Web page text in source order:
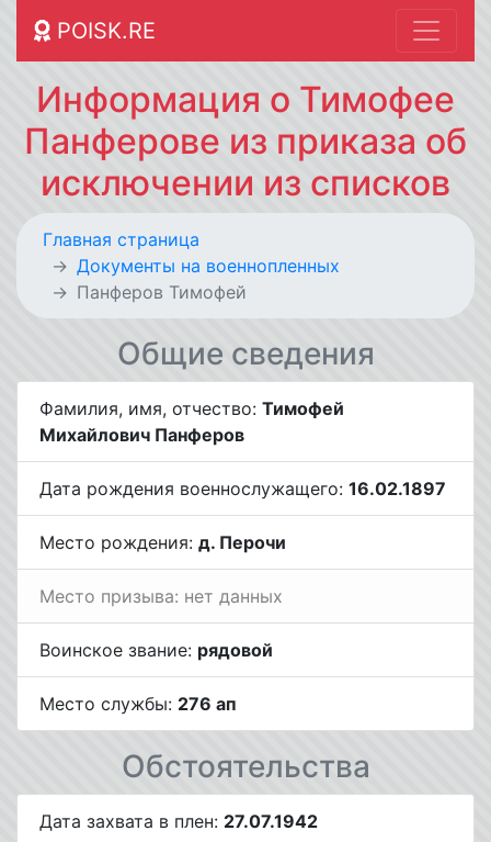
POISK.RE
Информация о Тимофее
Панферове из приказа об
исключении из списков
Главная страница
Документы на военнопленных
Панферов Тимофей
Общие сведения
Фамилия, имя, отчество: Тимофей
Михайлович Панферов
Дата рождения военнослужащего: 16.02.1897
Место рождения: д. Перочи
Место призыва: нет данных
Воинское звание: рядовой
Место службы: 276 ап
Обстоятельства
Дата захвата в плен: 27.07.1942